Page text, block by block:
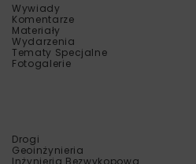
Wywiady
Komentarze
Materiały
Wydarzenia
Tematy Specjalne
Fotogalerie
Drogi
Geoinżynieria
Inżynieria Bezwykopowa